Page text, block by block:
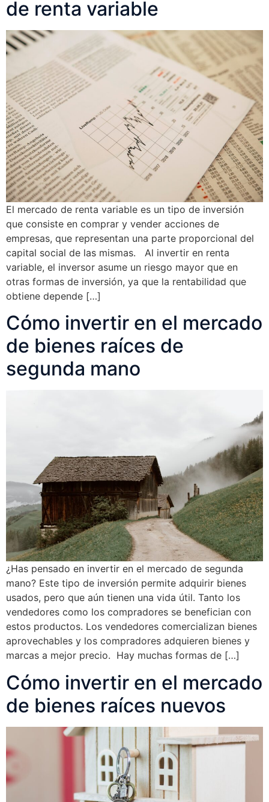
de renta variable
El mercado de renta variable es un tipo de inversión
que consiste en comprar y vender acciones de
empresas, que representan una parte proporcional del
capital social de las mismas. Al invertir en renta
variable, el inversor asume un riesgo mayor que en
otras formas de inversión, ya que la rentabilidad que
obtiene depende […]
Cómo invertir en el mercado
de bienes raíces de
segunda mano
¿Has pensado en invertir en el mercado de segunda
mano? Este tipo de inversión permite adquirir bienes
usados, pero que aún tienen una vida útil. Tanto los
vendedores como los compradores se benefician con
estos productos. Los vendedores comercializan bienes
aprovechables y los compradores adquieren bienes y
marcas a mejor precio. Hay muchas formas de […]
Cómo invertir en el mercado
de bienes raíces nuevos